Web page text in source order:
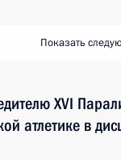
Показать
XVI
атлетике в